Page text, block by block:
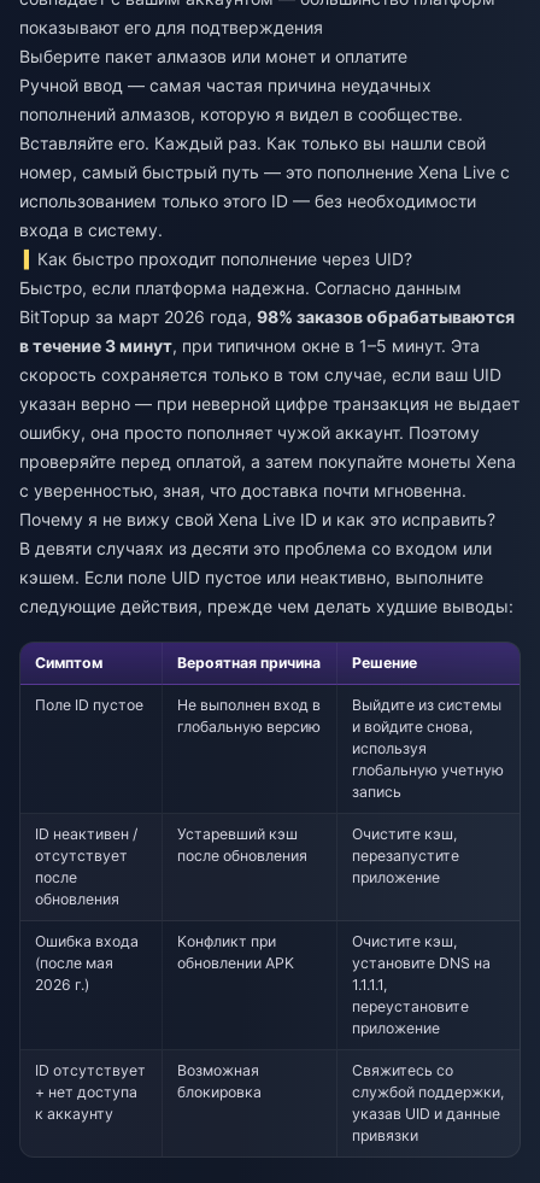
показывают его для подтверждения
Выберите пакет алмазов или монет и оплатите
Ручной ввод — самая частая причина неудачных
пополнений алмазов, которую я видел в сообществе.
Вставляйте его. Каждый раз. Как только вы нашли свой
номер, самый быстрый путь — это пополнение Xena Live с
использованием только этого ID — без необходимости
входа в систему.
Как быстро проходит пополнение через UID?
Быстро, если платформа надежна. Согласно данным
BitTopup за март 2026 года, 98% заказов обрабатываются
в течение 3 минут, при типичном окне в 1–5 минут. Эта
скорость сохраняется только в том случае, если ваш UID
указан верно — при неверной цифре транзакция не выдает
ошибку, она просто пополняет чужой аккаунт. Поэтому
проверяйте перед оплатой, а затем покупайте монеты Xena
с уверенностью, зная, что доставка почти мгновенна.
Почему я не вижу свой Xena Live ID и как это исправить?
В девяти случаях из десяти это проблема со входом или
кэшем. Если поле UID пустое или неактивно, выполните
следующие действия, прежде чем делать худшие выводы:
Симптом Вероятная причина Решение
Поле ID пустое
Не выполнен вход в
глобальную версию
Выйдите из системы
и войдите снова,
используя
глобальную учетную
запись
ID неактивен /
отсутствует
после
обновления
Устаревший кэш
после обновления
Очистите кэш,
перезапустите
приложение
Ошибка входа
(после мая
2026 г.)
Конфликт при
обновлении APK
Очистите кэш,
установите DNS на
1.1.1.1,
переустановите
приложение
ID отсутствует
+ нет доступа
к аккаунту
Возможная
блокировка
Свяжитесь со
службой поддержки,
указав UID и данные
привязки